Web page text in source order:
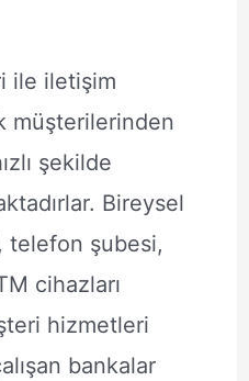
ile iletişim
müşterilerinden
şekilde
Bireysel
telefon şubesi,
cihazları
hizmetleri
bankalar